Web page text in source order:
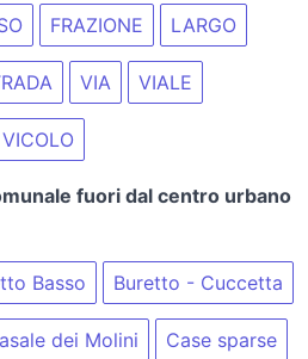
FRAZIONE LARGO
VIA VIALE
VICOLO
fuori dal centro urbano
Basso Buretto - Cuccetta
dei Molini Case sparse